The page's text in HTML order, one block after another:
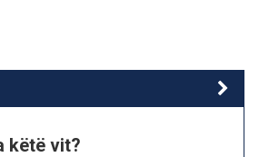
këtë vit?